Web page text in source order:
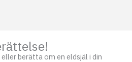
berätta om en eldsjäl i din